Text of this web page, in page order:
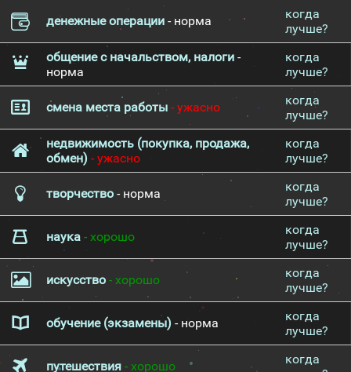
денежные операции - норма
когда
лучше?
общение с начальством, налоги -
норма
когда
лучше?
смена места работы - ужасно
когда
лучше?
недвижимость (покупка, продажа,
обмен) - ужасно
когда
лучше?
творчество - норма
когда
лучше?
наука - хорошо
когда
лучше?
искусство - хорошо
когда
лучше?
обучение (экзамены) - норма
когда
лучше?
путешествия - хорошо
когда